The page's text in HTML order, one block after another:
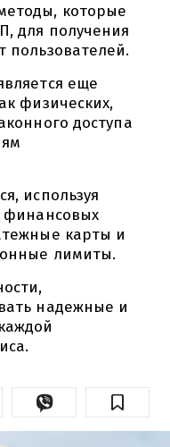
которые
для получения
пользователей.
еще
физических,
доступа
используя
финансовых
карты и
лимиты.
надежные и